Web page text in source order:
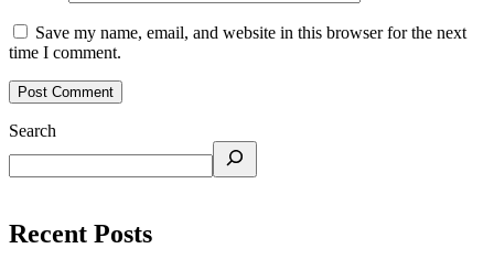
Save my name, email, and website in this browser for the next
time I comment.
Search
Recent Posts